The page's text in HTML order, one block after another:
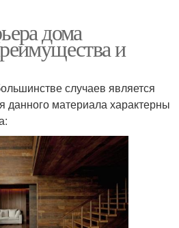
дома
и
случаев является
материала характерны